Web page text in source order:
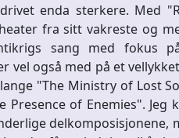
enda sterkere. Med
fra sitt vakreste og
sang med fokus
vel også med på et
"The Ministry of Lost
of Enemies". Jeg
delkomposisjonene,